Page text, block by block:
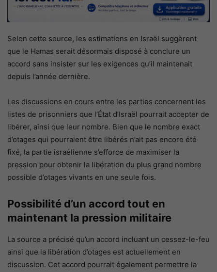
Selon cette source, les estimations en Israël suggèrent
que le Hamas serait désormais disposé à conclure un
accord sans insister sur les exigences qu’il maintenait
depuis l’année dernière.
Les discussions en cours entre les parties concernent les
listes de prisonniers que l’État d’Israël pourrait accepter de
libérer, ainsi que leur nombre. Bien que le nombre exact
d’otages qui pourraient être libérés n’ait pas encore été
fixé, la partie israélienne s’efforce de maximiser la
pression pour obtenir la libération du plus grand nombre
possible d’otages vivants en une seule fois.
Possibilité d’un accord tout en
maintenant la pression militaire
La source a précisé qu’un accord incluant un cessez-le-feu
ainsi que la libération d’otages est actuellement en
discussion. Cet accord pourrait également permettre la